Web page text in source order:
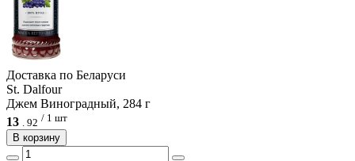
Доcтавка по Беларуси
St. Dalfour
Джем Виноградный, 284 г
13
92 / 1 шт
В корзину